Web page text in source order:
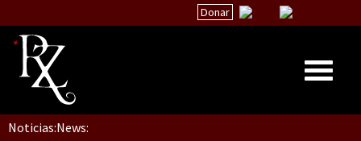
Donar
Inicio
Noticias:News:
Dia 5, Sessão 2, Encontro “Guerra contra la Humanidad”